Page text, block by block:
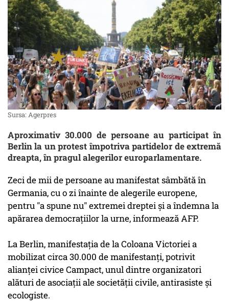
Sursa: Agerpres
Aproximativ 30.000 de persoane au participat în
Berlin la un protest împotriva partidelor de extremă
dreapta, în pragul alegerilor europarlamentare.
Zeci de mii de persoane au manifestat sâmbătă în
Germania, cu o zi înainte de alegerile europene,
pentru "a spune nu" extremei dreptei şi a îndemna la
apărarea democraţiilor la urne, informează AFP.
La Berlin, manifestaţia de la Coloana Victoriei a
mobilizat circa 30.000 de manifestanţi, potrivit
alianţei civice Campact, unul dintre organizatori
alături de asociaţii ale societăţii civile, antirasiste şi
ecologiste.